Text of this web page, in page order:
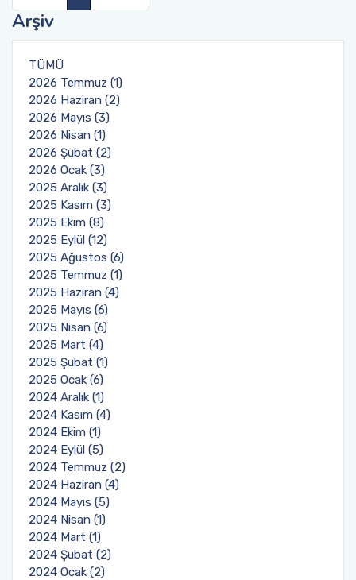
Arşiv
TÜMÜ
2026 Temmuz (1)
2026 Haziran (2)
2026 Mayıs (3)
2026 Nisan (1)
2026 Şubat (2)
2026 Ocak (3)
2025 Aralık (3)
2025 Kasım (3)
2025 Ekim (8)
2025 Eylül (12)
2025 Ağustos (6)
2025 Temmuz (1)
2025 Haziran (4)
2025 Mayıs (6)
2025 Nisan (6)
2025 Mart (4)
2025 Şubat (1)
2025 Ocak (6)
2024 Aralık (1)
2024 Kasım (4)
2024 Ekim (1)
2024 Eylül (5)
2024 Temmuz (2)
2024 Haziran (4)
2024 Mayıs (5)
2024 Nisan (1)
2024 Mart (1)
2024 Şubat (2)
2024 Ocak (2)
Öğrenci Memnuniyet Anketi
Sınav Kuralları
Öğrenci Kılavuzları
Öğrenci El Kitabı
Geri Bildirimlere Yönelik İyileştirmeler
Yemekhane Menüsü
Uygulama ve Ödev Değerlendirme Kriterleri